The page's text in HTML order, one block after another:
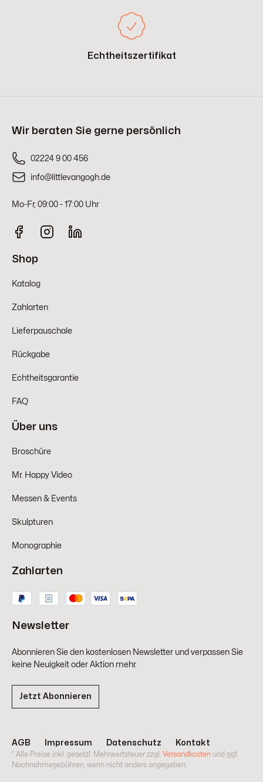
Echtheitszertifikat
Wir beraten Sie gerne persönlich
02224 9 00 456
info@littlevangogh.de
Mo-Fr, 09:00 - 17:00 Uhr
Shop
Katalog
Zahlarten
Lieferpauschale
Rückgabe
Echtheitsgarantie
FAQ
Über uns
Broschüre
Mr. Happy Video
Messen & Events
Skulpturen
Monographie
Zahlarten
Newsletter
Abonnieren Sie den kostenlosen Newsletter und verpassen Sie
keine Neuigkeit oder Aktion mehr.
Jetzt Abonnieren
AGB Impressum Datenschutz Kontakt
* Alle Preise inkl. gesetzl. Mehrwertsteuer zzgl. Versandkosten und ggf.
Nachnahmegebühren, wenn nicht anders angegeben.